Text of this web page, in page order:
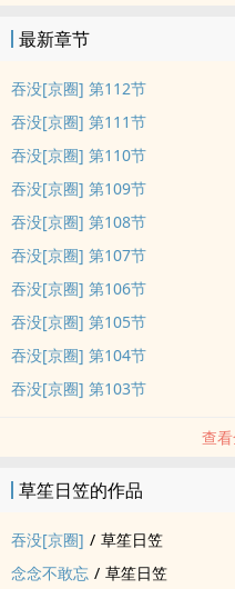
她同好友低声玩笑，“这样好的
孟秋进入四九城公子哥的圈子纯
最低调。
无人敢提他父母家世，圈外人以
孟秋却知道他一处住处可听红墙
但她不想纠缠不清。
气，语气却有丝压迫感，“和他分
“跟我低个头，什么事儿都依你。”
最新章节
吞没[京圈] 第112节
吞没[京圈] 第111节
吞没[京圈] 第110节
吞没[京圈] 第109节
吞没[京圈] 第108节
吞没[京圈] 第107节
吞没[京圈] 第106节
吞没[京圈] 第105节
吞没[京圈] 第104节
吞没[京圈] 第103节
查
草笙日笠的作品
吞没[京圈] / 草笙日笠
念念不敢忘 / 草笙日笠